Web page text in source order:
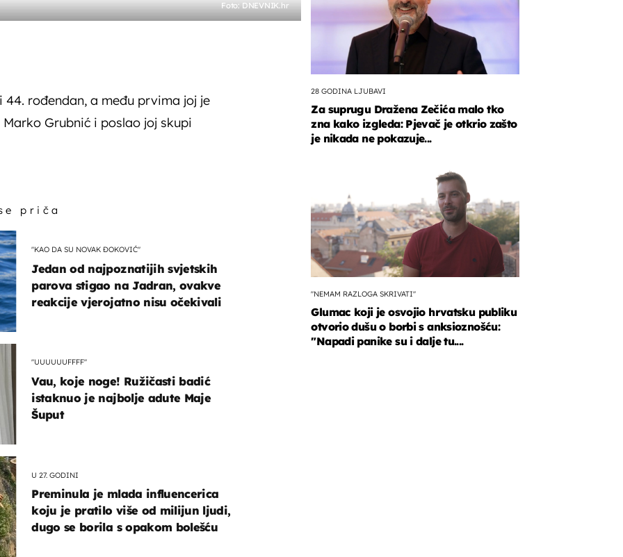
Foto: DNEVNIK.hr
44. rođendan, a među prvima joj je
Grubnić i poslao joj skupi
priča
"KAO DA SU NOVAK ĐOKOVIĆ"
Jedan od najpoznatijih svjetskih
parova stigao na Jadran, ovakve
reakcije vjerojatno nisu očekivali
"UUUUUUFFFF"
Vau, koje noge! Ružičasti badić
istaknuo je najbolje adute Maje
Šuput
U 27. GODINI
Preminula je mlada influencerica
koju je pratilo više od milijun ljudi,
dugo se borila s opakom bolešću
28 GODINA LJUBAVI
Za suprugu Dražena Zečića malo tko
zna kako izgleda: Pjevač je otkrio zašto
je nikada ne pokazuje...
"NEMAM RAZLOGA SKRIVATI"
Glumac koji je osvojio hrvatsku publiku
otvorio dušu o borbi s anksioznošću:
"Napadi panike su i dalje tu....